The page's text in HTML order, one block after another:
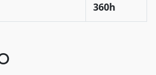
360h